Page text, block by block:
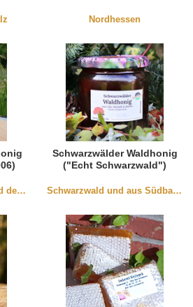
Nordhessen
Isar-Donau-Hügelland und der Oberpfalz
Schwarzwälder Waldhonig
("Echt Schwarzwald")
Schwarzwald und aus Südbaden